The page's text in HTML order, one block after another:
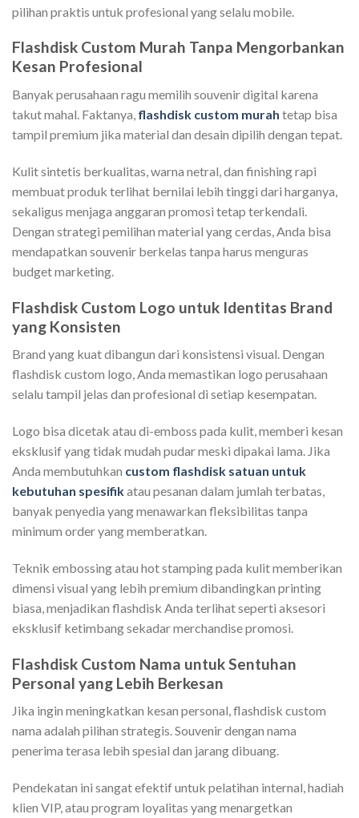
pilihan praktis untuk profesional yang selalu mobile.
Flashdisk Custom Murah Tanpa Mengorbankan
Kesan Profesional
Banyak perusahaan ragu memilih souvenir digital karena
takut mahal. Faktanya, flashdisk custom murah tetap bisa
tampil premium jika material dan desain dipilih dengan tepat.
Kulit sintetis berkualitas, warna netral, dan finishing rapi
membuat produk terlihat bernilai lebih tinggi dari harganya,
sekaligus menjaga anggaran promosi tetap terkendali.
Dengan strategi pemilihan material yang cerdas, Anda bisa
mendapatkan souvenir berkelas tanpa harus menguras
budget marketing.
Flashdisk Custom Logo untuk Identitas Brand
yang Konsisten
Brand yang kuat dibangun dari konsistensi visual. Dengan
flashdisk custom logo, Anda memastikan logo perusahaan
selalu tampil jelas dan profesional di setiap kesempatan.
Logo bisa dicetak atau di-emboss pada kulit, memberi kesan
eksklusif yang tidak mudah pudar meski dipakai lama. Jika
Anda membutuhkan custom flashdisk satuan untuk
kebutuhan spesifikatau pesanan dalam jumlah terbatas,
banyak penyedia yang menawarkan fleksibilitas tanpa
minimum order yang memberatkan.
Teknik embossing atau hot stamping pada kulit memberikan
dimensi visual yang lebih premium dibandingkan printing
biasa, menjadikan flashdisk Anda terlihat seperti aksesori
eksklusif ketimbang sekadar merchandise promosi.
Flashdisk Custom Nama untuk Sentuhan
Personal yang Lebih Berkesan
Jika ingin meningkatkan kesan personal, flashdisk custom
nama adalah pilihan strategis. Souvenir dengan nama
penerima terasa lebih spesial dan jarang dibuang.
Pendekatan ini sangat efektif untuk pelatihan internal, hadiah
klien VIP, atau program loyalitas yang menargetkan